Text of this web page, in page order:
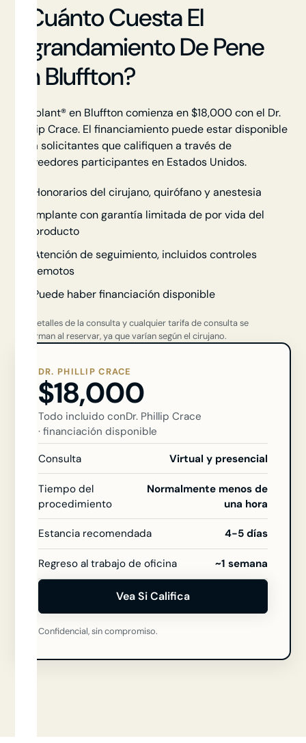
¿Cuánto Cuesta El
Agrandamiento De Pene
En Bluffton?
Himplant® en Bluffton comienza en $18,000 con el Dr.
Phillip Crace. El financiamiento puede estar disponible
para solicitantes que califiquen a través de
proveedores participantes en Estados Unidos.
Honorarios del cirujano, quirófano y anestesia
Implante con garantía limitada de por vida del
producto
Atención de seguimiento, incluidos controles
remotos
Puede haber financiación disponible
Los detalles de la consulta y cualquier tarifa de consulta se
confirman al reservar, ya que varían según el cirujano.
DR. PHILLIP CRACE
$18,000
Todo incluido conDr. Phillip Crace
· financiación disponible
Consulta
Virtual y presencial
Tiempo del
procedimiento
Normalmente menos de
una hora
Estancia recomendada 4-5 días
Regreso al trabajo de oficina ~1 semana
Vea Si Califica
Confidencial, sin compromiso.